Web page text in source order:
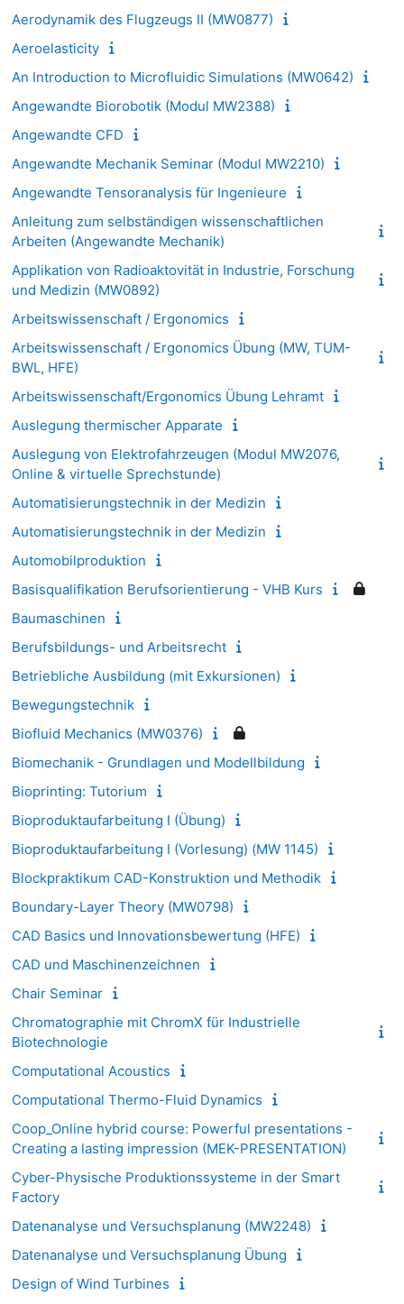
Aerodynamik des Flugzeugs II (MW0877)
Aeroelasticity
An Introduction to Microfluidic Simulations (MW0642)
Angewandte Biorobotik (Modul MW2388)
Angewandte CFD
Angewandte Mechanik Seminar (Modul MW2210)
Angewandte Tensoranalysis für Ingenieure
Anleitung zum selbständigen wissenschaftlichen
Arbeiten (Angewandte Mechanik)
Applikation von Radioaktovität in Industrie, Forschung
und Medizin (MW0892)
Arbeitswissenschaft / Ergonomics
Arbeitswissenschaft / Ergonomics Übung (MW, TUM-
BWL, HFE)
Arbeitswissenschaft/Ergonomics Übung Lehramt
Auslegung thermischer Apparate
Auslegung von Elektrofahrzeugen (Modul MW2076,
Online & virtuelle Sprechstunde)
Automatisierungstechnik in der Medizin
Automatisierungstechnik in der Medizin
Automobilproduktion
Basisqualifikation Berufsorientierung - VHB Kurs
Baumaschinen
Berufsbildungs- und Arbeitsrecht
Betriebliche Ausbildung (mit Exkursionen)
Bewegungstechnik
Biofluid Mechanics (MW0376)
Biomechanik - Grundlagen und Modellbildung
Bioprinting: Tutorium
Bioproduktaufarbeitung I (Übung)
Bioproduktaufarbeitung I (Vorlesung) (MW 1145)
Blockpraktikum CAD-Konstruktion und Methodik
Boundary-Layer Theory (MW0798)
CAD Basics und Innovationsbewertung (HFE)
CAD und Maschinenzeichnen
Chair Seminar
Chromatographie mit ChromX für Industrielle
Biotechnologie
Computational Acoustics
Computational Thermo-Fluid Dynamics
Coop_Online hybrid course: Powerful presentations -
Creating a lasting impression (MEK-PRESENTATION)
Cyber-Physische Produktionssysteme in der Smart
Factory
Datenanalyse und Versuchsplanung (MW2248)
Datenanalyse und Versuchsplanung Übung
Design of Wind Turbines